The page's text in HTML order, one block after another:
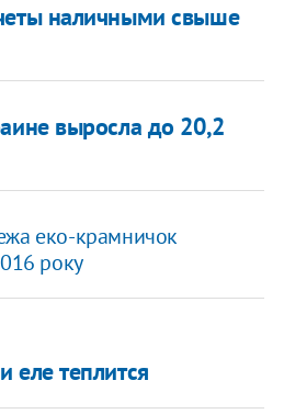
наличными свыше
выросла до 20,2
еко-крамничок
року
еле теплится